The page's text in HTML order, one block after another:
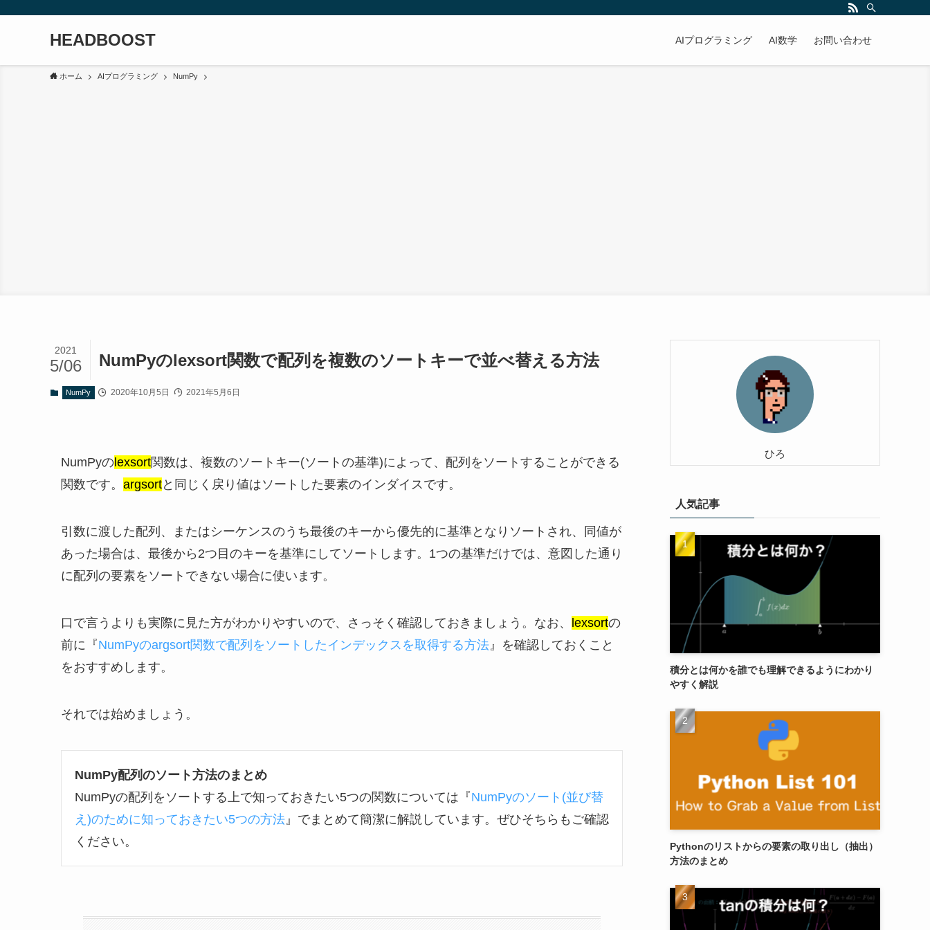
HEADBOOST AIプログラミング AI数学 お問い合わせ
ホーム AIプログラミング NumPy
NumPyのlexsort関数で配列を複数のソートキーで並べ替える方法
2021
5/06
NumPy 2020年10月5日 2021年5月6日
NumPyの lexsort関数は、複数のソートキー(ソートの基準)によって、配列をソートすることができる
関数です。 argsortと同じく戻り値はソートした要素のインダイスです。
引数に渡した配列、またはシーケンスのうち最後のキーから優先的に基準となりソートされ、同値が
あった場合は、最後から2つ目のキーを基準にしてソートします。1つの基準だけでは、意図した通り
に配列の要素をソートできない場合に使います。
口で言うよりも実際に見た方がわかりやすいので、さっそく確認しておきましょう。なお、 lexsortの
前に『NumPyのargsort関数で配列をソートしたインデックスを取得する方法』を確認しておくこと
をおすすめします。
それでは始めましょう。
NumPy配列のソート方法のまとめ
NumPyの配列をソートする上で知っておきたい5つの関数については『NumPyのソート(並び替
え)のために知っておきたい5つの方法』でまとめて簡潔に解説しています。ぜひそちらもご確認
ください。
ひろ
人気記事
積分とは何かを誰でも理解できるようにわかり
やすく解説
Pythonのリストからの要素の取り出し（抽出）
方法のまとめ